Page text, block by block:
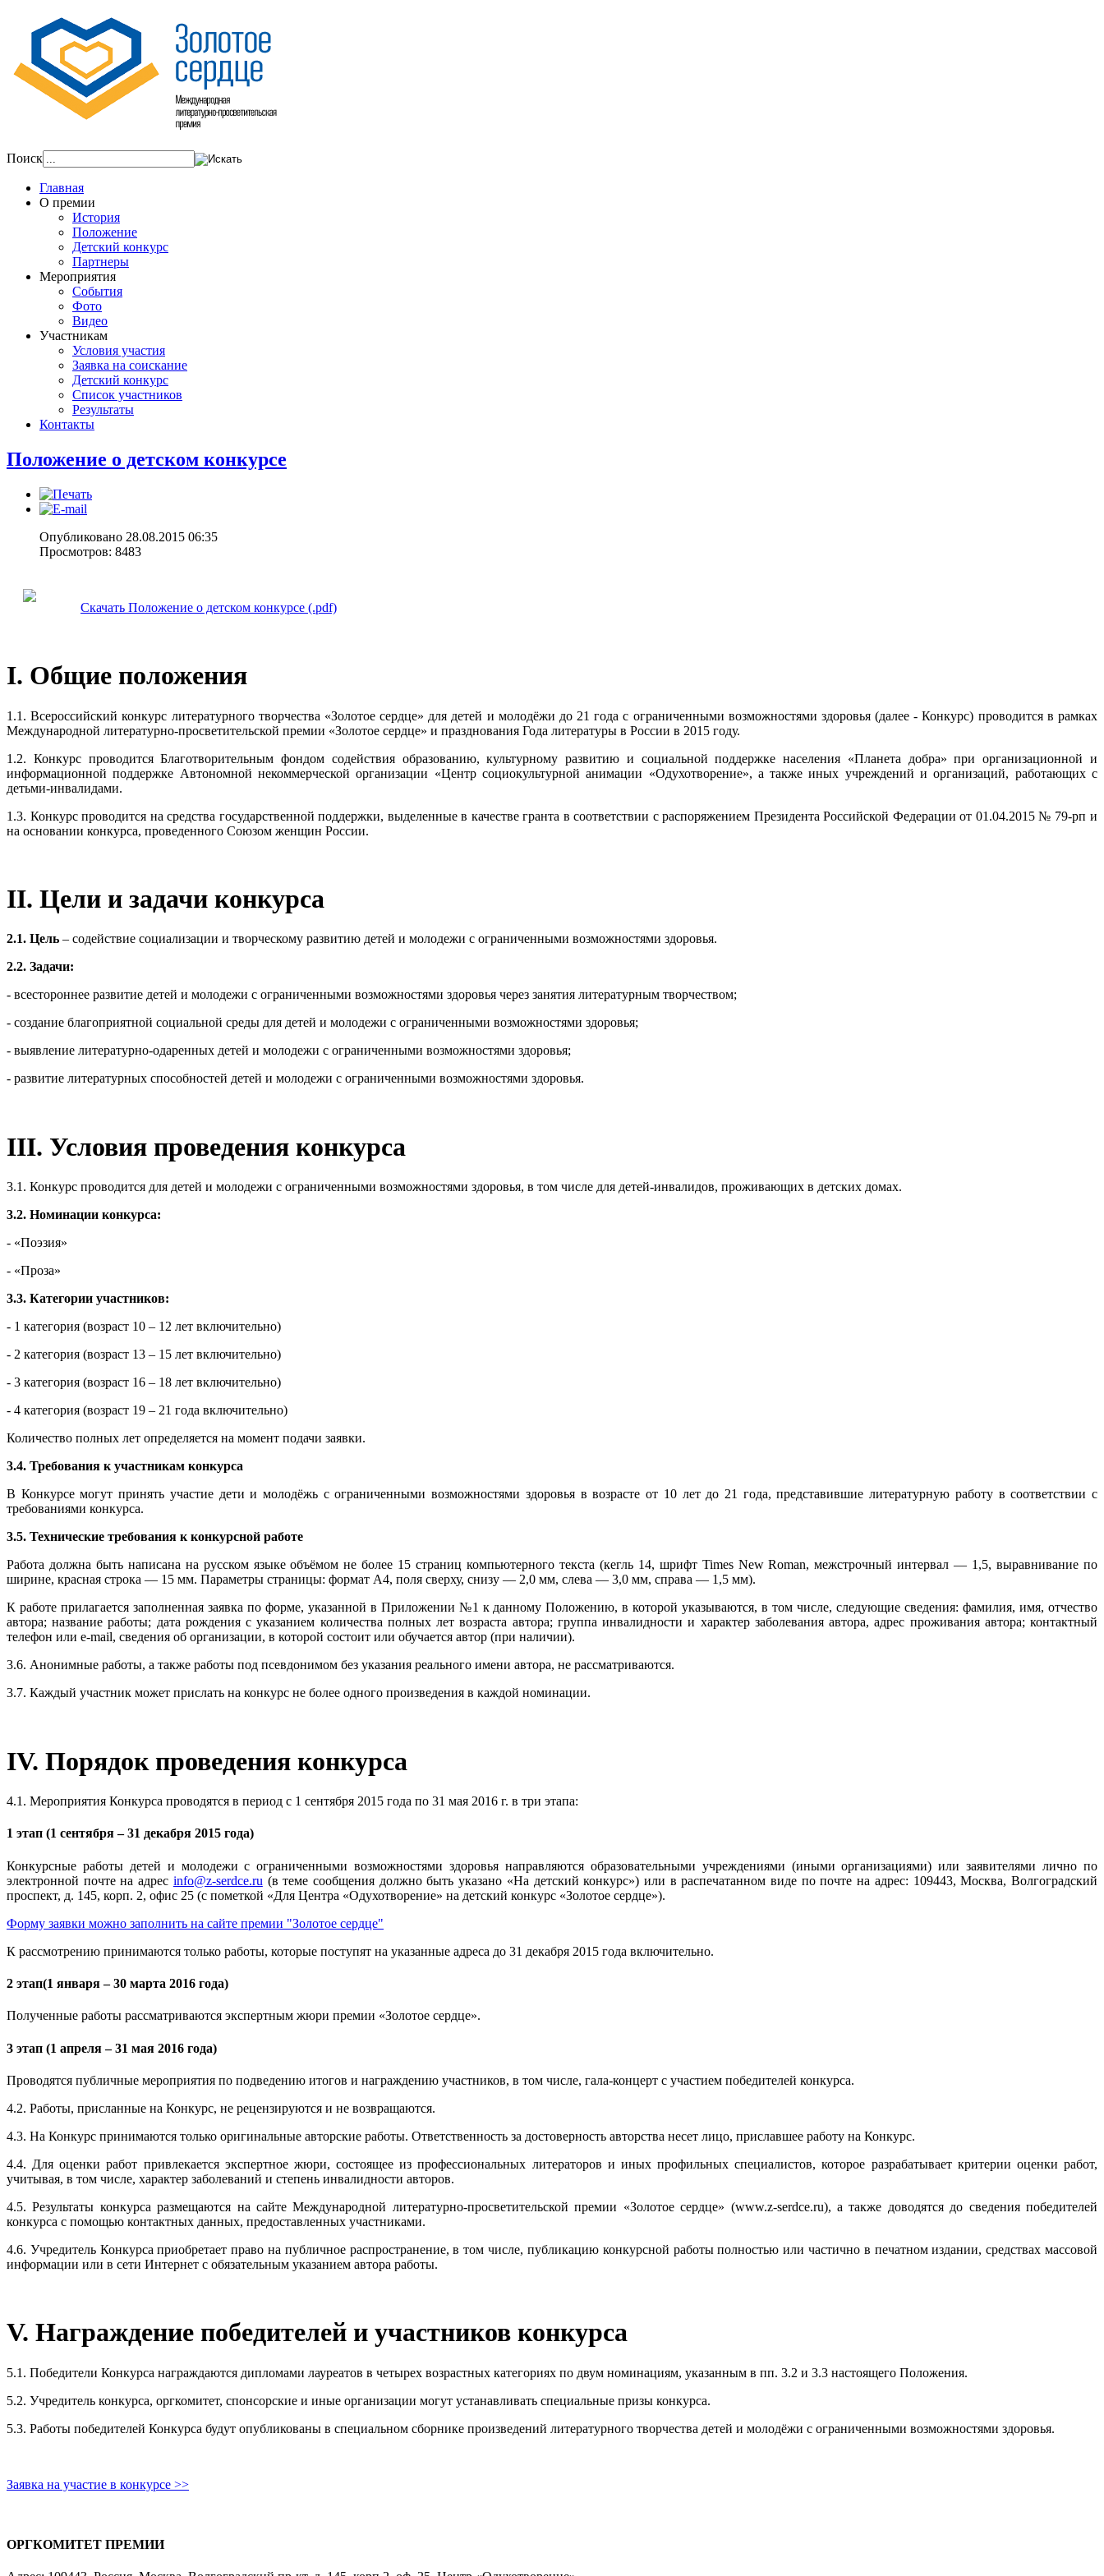
Поиск
Главная
О премии
История
Положение
Детский конкурс
Партнеры
Мероприятия
События
Фото
Видео
Участникам
Условия участия
Заявка на соискание
Детский конкурс
Список участников
Результаты
Контакты
Положение о детском конкурсе
Опубликовано 28.08.2015 06:35
Просмотров: 8483
Скачать Положение о детском конкурсе (.pdf)
I. Общие положения
1.1. Всероссийский конкурс литературного творчества «Золотое сердце» для детей и молодёжи до 21 года с ограниченными возможностями здоровья (далее - Конкурс) проводится в рамках
Международной литературно-просветительской премии «Золотое сердце» и празднования Года литературы в России в 2015 году.
1.2. Конкурс проводится Благотворительным фондом содействия образованию, культурному развитию и социальной поддержке населения «Планета добра» при организационной и
информационной поддержке Автономной некоммерческой организации «Центр социокультурной анимации «Одухотворение», а также иных учреждений и организаций, работающих с
детьми-инвалидами.
1.3. Конкурс проводится на средства государственной поддержки, выделенные в качестве гранта в соответствии c распоряжением Президента Российской Федерации от 01.04.2015 № 79-рп и
на основании конкурса, проведенного Союзом женщин России.
II. Цели и задачи конкурса
2.1. Цель – содействие социализации и творческому развитию детей и молодежи с ограниченными возможностями здоровья.
2.2. Задачи:
- всестороннее развитие детей и молодежи с ограниченными возможностями здоровья через занятия литературным творчеством;
- создание благоприятной социальной среды для детей и молодежи с ограниченными возможностями здоровья;
- выявление литературно-одаренных детей и молодежи с ограниченными возможностями здоровья;
- развитие литературных способностей детей и молодежи с ограниченными возможностями здоровья.
III. Условия проведения конкурса
3.1. Конкурс проводится для детей и молодежи с ограниченными возможностями здоровья, в том числе для детей-инвалидов, проживающих в детских домах.
3.2. Номинации конкурса:
- «Поэзия»
- «Проза»
3.3. Категории участников:
- 1 категория (возраст 10 – 12 лет включительно)
- 2 категория (возраст 13 – 15 лет включительно)
- 3 категория (возраст 16 – 18 лет включительно)
- 4 категория (возраст 19 – 21 года включительно)
Количество полных лет определяется на момент подачи заявки.
3.4. Требования к участникам конкурса
В Конкурсе могут принять участие дети и молодёжь с ограниченными возможностями здоровья в возрасте от 10 лет до 21 года, представившие литературную работу в соответствии с
требованиями конкурса.
3.5. Технические требования к конкурсной работе
Работа должна быть написана на русском языке объёмом не более 15 страниц компьютерного текста (кегль 14, шрифт Times New Roman, межстрочный интервал — 1,5, выравнивание по
ширине, красная строка — 15 мм. Параметры страницы: формат А4, поля сверху, снизу — 2,0 мм, слева — 3,0 мм, справа — 1,5 мм).
К работе прилагается заполненная заявка по форме, указанной в Приложении №1 к данному Положению, в которой указываются, в том числе, следующие сведения: фамилия, имя, отчество
автора; название работы; дата рождения с указанием количества полных лет возраста автора; группа инвалидности и характер заболевания автора, адрес проживания автора; контактный
телефон или e-mail, сведения об организации, в которой состоит или обучается автор (при наличии).
3.6. Анонимные работы, а также работы под псевдонимом без указания реального имени автора, не рассматриваются.
3.7. Каждый участник может прислать на конкурс не более одного произведения в каждой номинации.
IV. Порядок проведения конкурса
4.1. Мероприятия Конкурса проводятся в период с 1 сентября 2015 года по 31 мая 2016 г. в три этапа:
1 этап (1 сентября – 31 декабря 2015 года)
Конкурсные работы детей и молодежи с ограниченными возможностями здоровья направляются образовательными учреждениями (иными организациями) или заявителями лично по
электронной почте на адрес info@z-serdce.ru (в теме сообщения должно быть указано «На детский конкурс») или в распечатанном виде по почте на адрес: 109443, Москва, Волгоградский
проспект, д. 145, корп. 2, офис 25 (с пометкой «Для Центра «Одухотворение» на детский конкурс «Золотое сердце»).
Форму заявки можно заполнить на сайте премии "Золотое сердце"
К рассмотрению принимаются только работы, которые поступят на указанные адреса до 31 декабря 2015 года включительно.
2 этап(1 января – 30 марта 2016 года)
Полученные работы рассматриваются экспертным жюри премии «Золотое сердце».
3 этап (1 апреля – 31 мая 2016 года)
Проводятся публичные мероприятия по подведению итогов и награждению участников, в том числе, гала-концерт с участием победителей конкурса.
4.2. Работы, присланные на Конкурс, не рецензируются и не возвращаются.
4.3. На Конкурс принимаются только оригинальные авторские работы. Ответственность за достоверность авторства несет лицо, приславшее работу на Конкурс.
4.4. Для оценки работ привлекается экспертное жюри, состоящее из профессиональных литераторов и иных профильных специалистов, которое разрабатывает критерии оценки работ,
учитывая, в том числе, характер заболеваний и степень инвалидности авторов.
4.5. Результаты конкурса размещаются на сайте Международной литературно-просветительской премии «Золотое сердце» (www.z-serdce.ru), а также доводятся до сведения победителей
конкурса с помощью контактных данных, предоставленных участниками.
4.6. Учредитель Конкурса приобретает право на публичное распространение, в том числе, публикацию конкурсной работы полностью или частично в печатном издании, средствах массовой
информации или в сети Интернет с обязательным указанием автора работы.
V. Награждение победителей и участников конкурса
5.1. Победители Конкурса награждаются дипломами лауреатов в четырех возрастных категориях по двум номинациям, указанным в пп. 3.2 и 3.3 настоящего Положения.
5.2. Учредитель конкурса, оргкомитет, спонсорские и иные организации могут устанавливать специальные призы конкурса.
5.3. Работы победителей Конкурса будут опубликованы в специальном сборнике произведений литературного творчества детей и молодёжи с ограниченными возможностями здоровья.
Заявка на участие в конкурсе >>
ОРГКОМИТЕТ ПРЕМИИ